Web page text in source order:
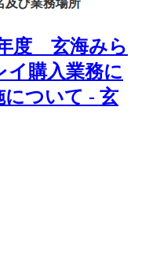
年度 玄海みら
イ購入業務に
について - 玄